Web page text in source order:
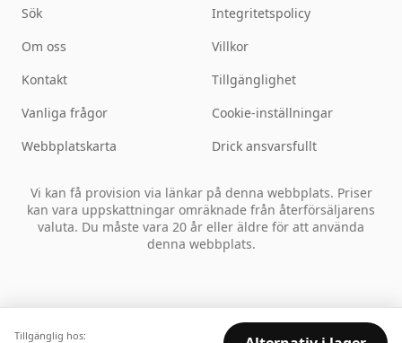
Tillgänglig hos:
Sök
Om oss
Kontakt
Vanliga frågor
Webbplatskarta
Integritetspolicy
Villkor
Tillgänglighet
Cookie-inställningar
Drick ansvarsfullt
Vi kan få provision via länkar på denna webbplats. Priser
kan vara uppskattningar omräknade från återförsäljarens
valuta. Du måste vara 20 år eller äldre för att använda
denna webbplats.